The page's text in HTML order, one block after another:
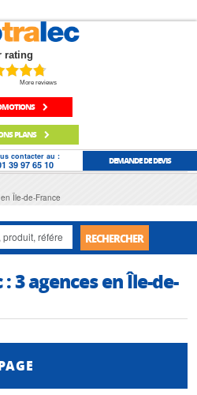
rating
More reviews
PLANS
contacter au :
39 97 65 10 DEMANDE DE DEVIS
Île-de-France
RECHERCHER
3 agences en Île-de-